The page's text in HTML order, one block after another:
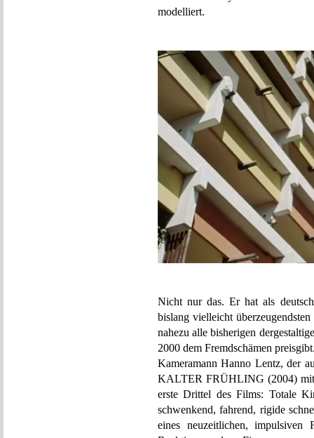
modelliert.
Nicht nur das. Er hat als
bislang vielleicht
nahezu alle bisherigen
2000 dem Fremdschämen
Kameramann Hanno Lentz, der
KALTER FRÜHLING (2004) mit
erste Drittel des Films: Totale
schwenkend, fahrend, rigide
eines neuzeitlichen, impulsiven